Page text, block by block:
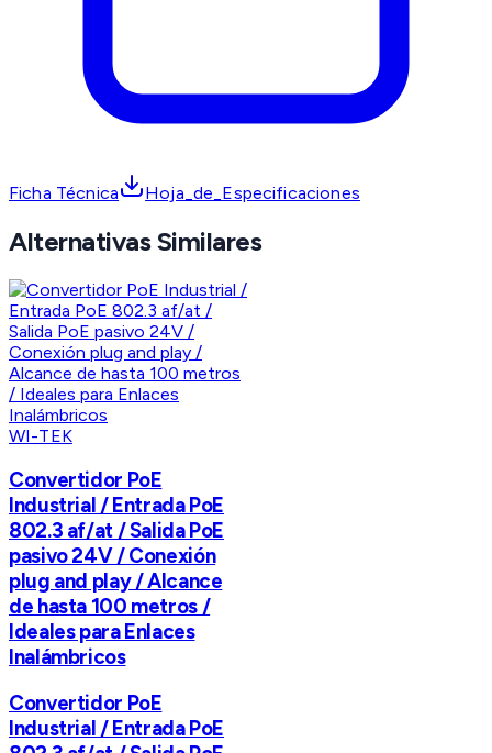
Ficha Técnica Hoja_de_Especificaciones
Alternativas Similares
WI-TEK
Convertidor PoE
Industrial / Entrada PoE
802.3 af/at / Salida PoE
pasivo 24V / Conexión
plug and play / Alcance
de hasta 100 metros /
Ideales para Enlaces
Inalámbricos
Convertidor PoE
Industrial / Entrada PoE